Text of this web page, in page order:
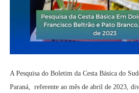
A Pesquisa do Boletim da Cesta Básica do
Paraná, referente ao mês de abril de 2023,